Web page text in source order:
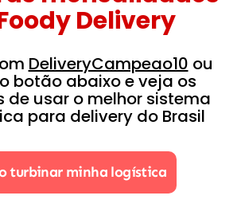
Delivery
DeliveryCampeao10 ou
botão abaixo e veja os
de usar o melhor sistema
para delivery do Brasil
turbinar minha logística